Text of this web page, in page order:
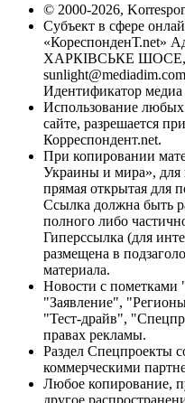
© 2000-2026,
Субъект в сфере
«КореспонденТ.net»
ХАРКІВСЬКЕ ШОСЕ,
Идентификатор
Использование
сайте, разрешается
Корреспондент.net.
При копировании
Украины и мира», для
прямая открытая для
Ссылка должна быть
полного либо
Гиперссылка (для
размещена в
материала.
Новости с
"Заявление",
"Тест-драйв",
правах рекламы.
Раздел Спецпроекты
коммерческими
Любое копирование,
другое